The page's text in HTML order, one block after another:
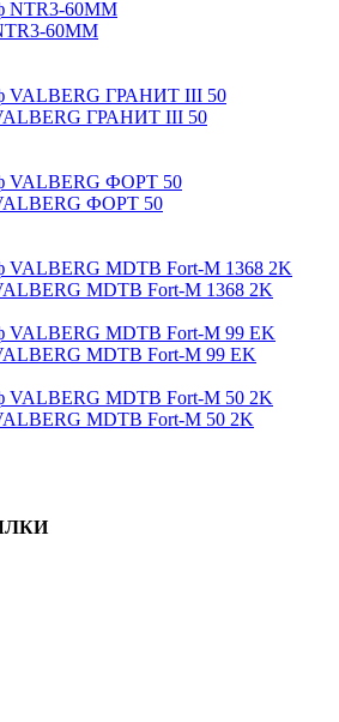
60MM
ГРАНИТ III 50
ФОРТ 50
MDTB Fort-M 1368 2K
MDTB Fort-M 99 EK
MDTB Fort-M 50 2K